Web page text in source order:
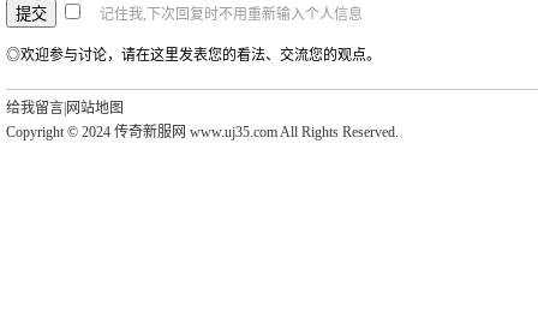
记住我,下次回复时不用重新输入个人信息
◎欢迎参与讨论，请在这里发表您的看法、交流您的观点。
给我留言 网站地图
Copyright © 2024 传奇新服网 www.uj35.com All Rights Reserved.